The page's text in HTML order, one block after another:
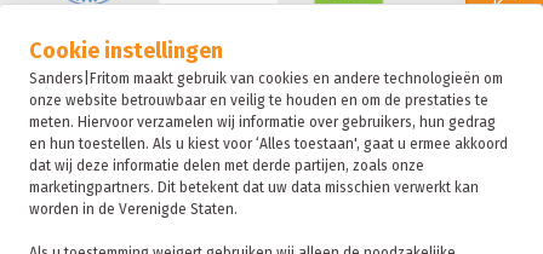
Cookie instellingen
Sanders|Fritom maakt gebruik van cookies en andere technologieën om
onze website betrouwbaar en veilig te houden en om de prestaties te
meten. Hiervoor verzamelen wij informatie over gebruikers, hun gedrag
en hun toestellen. Als u kiest voor ‘Alles toestaan', gaat u ermee akkoord
dat wij deze informatie delen met derde partijen, zoals onze
marketingpartners. Dit betekent dat uw data misschien verwerkt kan
worden in de Verenigde Staten.
SALES